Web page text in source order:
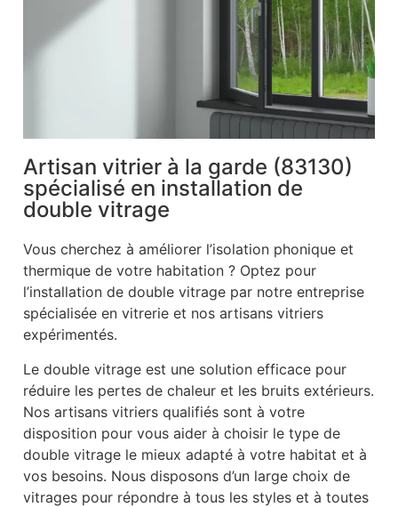
Artisan vitrier à la garde (83130)
spécialisé en installation de
double vitrage
Vous cherchez à améliorer l’isolation phonique et
thermique de votre habitation ? Optez pour
l’installation de double vitrage par notre entreprise
spécialisée en vitrerie et nos artisans vitriers
expérimentés.
Le double vitrage est une solution efficace pour
réduire les pertes de chaleur et les bruits extérieurs.
Nos artisans vitriers qualifiés sont à votre
disposition pour vous aider à choisir le type de
double vitrage le mieux adapté à votre habitat et à
vos besoins. Nous disposons d’un large choix de
vitrages pour répondre à tous les styles et à toutes